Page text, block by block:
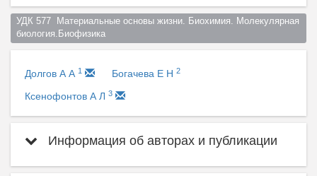
УДК 577  Материальные основы жизни. Биохимия. Молекулярная
биология.Биофизика
Долгов А А 1 Богачева Е Н 2
Ксенофонтов А Л 3
Информация об авторах и публикации